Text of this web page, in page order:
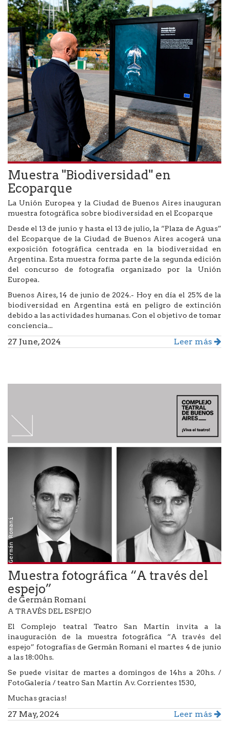
Muestra "Biodiversidad" en
Ecoparque
La Unión Europea y la Ciudad de Buenos Aires inauguran
muestra fotográfica sobre biodiversidad en el Ecoparque
Desde el 13 de junio y hasta el 13 de julio, la “Plaza de Aguas”
del Ecoparque de la Ciudad de Buenos Aires acogerá una
exposición fotográfica centrada en la biodiversidad en
Argentina. Esta muestra forma parte de la segunda edición
del concurso de fotografía organizado por la Unión
Europea.
Buenos Aires, 14 de junio de 2024.- Hoy en día el 25% de la
biodiversidad en Argentina está en peligro de extinción
debido a las actividades humanas. Con el objetivo de tomar
conciencia...
27 June, 2024 Leer más
Germán Romani
Muestra fotográfica “A través del
espejo”
de Germán Romani
A TRAVÉS DEL ESPEJO
El Complejo teatral Teatro San Martín invita a la
inauguración de la muestra fotográfica “A través del
espejo” fotografías de Germán Romani el martes 4 de junio
a las 18:00hs.
Se puede visitar de martes a domingos de 14hs a 20hs. /
FotoGalería / teatro San Martín Av. Corrientes 1530,
Muchas gracias!
27 May, 2024 Leer más